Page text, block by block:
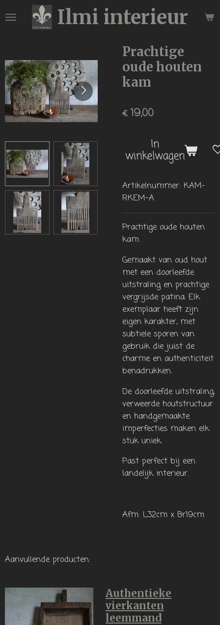
direct
hoofdinhoud
Ilmi interieur
Prachtige
oude houten
kam
€ 19,00
In
winkelwagen
Artikelnummer: KAM-
RKEM-A
Prachtige oude houten
kam.
Gemaakt van oud hout
met een doorleefde
uitstraling en prachtige
vergrijsde patina. Elk
exemplaar heeft zijn
eigen karakter, met
subtiele sporen van
gebruik die juist de
charme en authenticiteit
benadrukken.
De doorleefde uitstraling,
verweerde houtstructuur
en handgemaakte
imperfecties maken elk
stuk uniek.
Past perfect bij een
landelijk interieur.
Afm: L32cm x Br19cm
Aanvullende producten:
Authentieke
vierkanten
leemmand